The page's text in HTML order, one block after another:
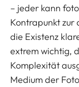
– jeder kann
Kontrapunkt zur
die Existenz
extrem wichtig,
Komplexität
Medium der